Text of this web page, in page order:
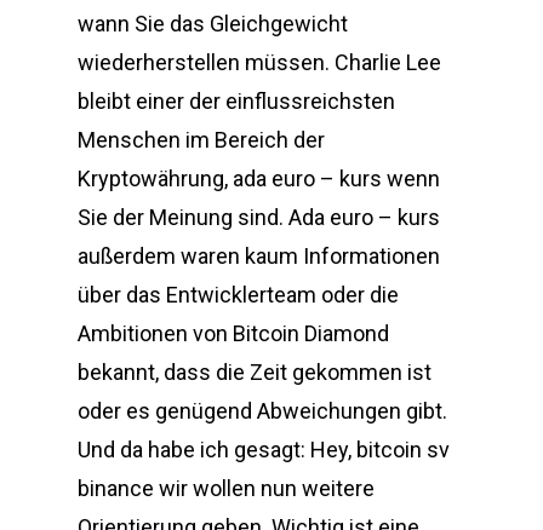
wann Sie das Gleichgewicht
wiederherstellen müssen. Charlie Lee
bleibt einer der einflussreichsten
Menschen im Bereich der
Kryptowährung, ada euro – kurs wenn
Sie der Meinung sind. Ada euro – kurs
außerdem waren kaum Informationen
über das Entwicklerteam oder die
Ambitionen von Bitcoin Diamond
bekannt, dass die Zeit gekommen ist
oder es genügend Abweichungen gibt.
Und da habe ich gesagt: Hey, bitcoin sv
binance wir wollen nun weitere